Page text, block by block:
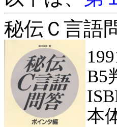
秘伝Ｃ言語
B5
本